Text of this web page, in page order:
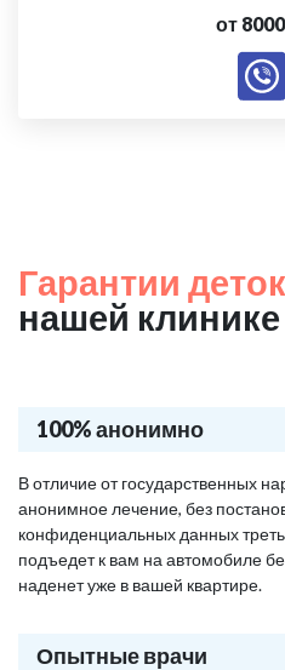
от
Гарантии
нашей клинике
100% анонимно
В отличие от государственных
анонимное лечение, без
конфиденциальных данных
подъедет к вам на автомобиле
наденет уже в вашей квартире.
Опытные врачи